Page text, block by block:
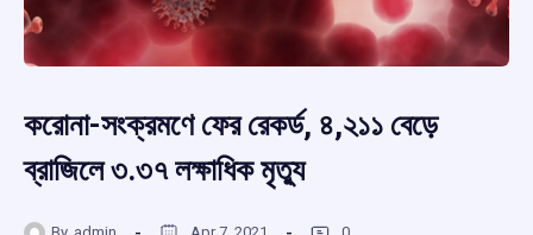
করোনা-সংক্রমণে ফের রেকর্ড, ৪,২১১ বেড়ে
ব্রাজিলে ৩.৩৭ লক্ষাধিক মৃত্যু